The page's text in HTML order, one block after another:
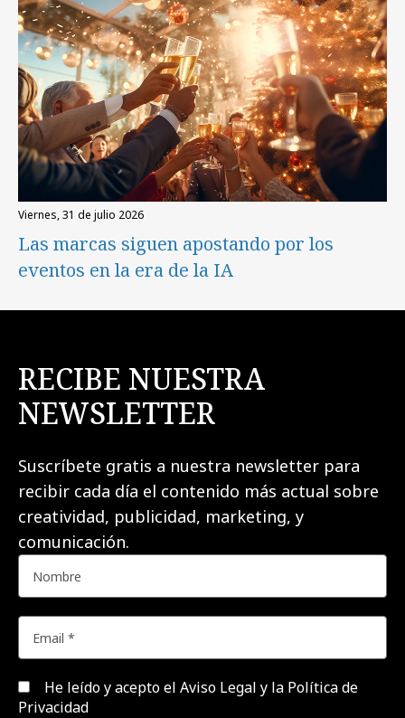
viernes, 31 de julio 2026
Las marcas siguen apostando por los
eventos en la era de la IA
RECIBE NUESTRA
NEWSLETTER
Suscríbete gratis a nuestra newsletter para
recibir cada día el contenido más actual sobre
creatividad, publicidad, marketing, y
comunicación.
He leído y acepto el Aviso Legal y la Política de
Privacidad